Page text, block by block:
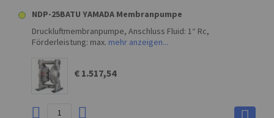
NDP-25BATU YAMADA Membranpumpe
Druckluftmembranpumpe, Anschluss Fluid: 1“ Rc,
Förderleistung: max. mehr anzeigen...
€ 1.517,54